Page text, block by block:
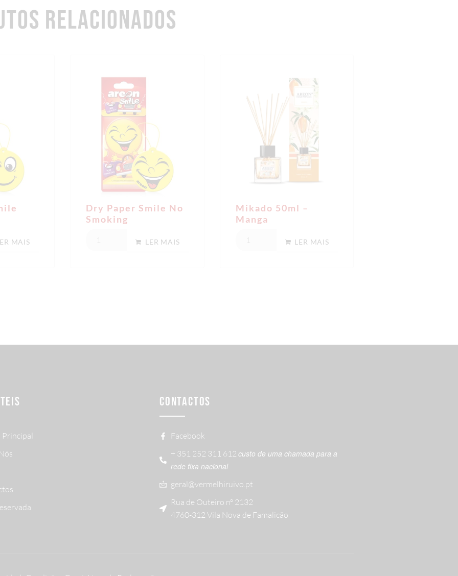
RELACIONADOS
MAIS
Dry Paper Smile No
Smoking
LER MAIS
Mikado 50ml –
Manga
LER MAIS
CONTACTOS
Facebook
+ 351 252 311 612custo de uma chamada para a
rede fixa nacional
geral@vermelhiruivo.pt
Rua de Outeiro nº 2132
4760-312 Vila Nova de Famalicão